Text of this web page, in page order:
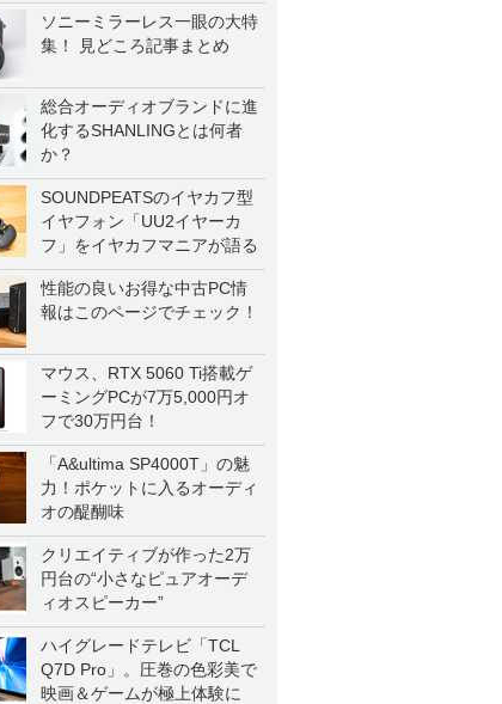
ソニーミラーレス一眼の大特
集！ 見どころ記事まとめ
総合オーディオブランドに進
化するSHANLINGとは何者
か？
SOUNDPEATSのイヤカフ型
イヤフォン「UU2イヤーカ
フ」をイヤカフマニアが語る
性能の良いお得な中古PC情
報はこのページでチェック！
マウス、RTX 5060 Ti搭載ゲ
ーミングPCが7万5,000円オ
フで30万円台！
「A&ultima SP4000T」の魅
力！ポケットに入るオーディ
オの醍醐味
クリエイティブが作った2万
円台の“小さなピュアオーデ
ィオスピーカー”
ハイグレードテレビ「TCL
Q7D Pro」。圧巻の色彩美で
映画＆ゲームが極上体験に